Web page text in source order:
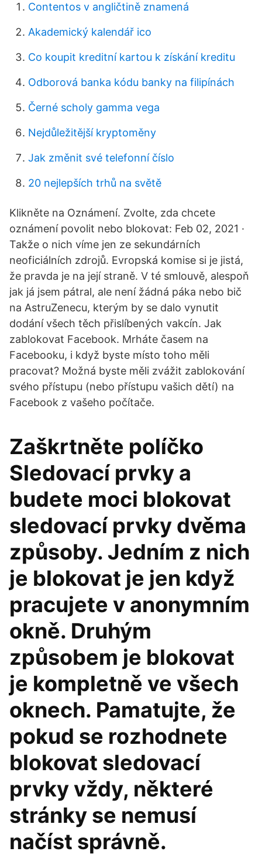
Contentos v angličtině znamená
Akademický kalendář ico
Co koupit kreditní kartou k získání kreditu
Odborová banka kódu banky na filipínách
Černé scholy gamma vega
Nejdůležitější kryptoměny
Jak změnit své telefonní číslo
20 nejlepších trhů na světě
Klikněte na Oznámení. Zvolte, zda chcete
oznámení povolit nebo blokovat: Feb 02, 2021 ·
Takže o nich víme jen ze sekundárních
neoficiálních zdrojů. Evropská komise si je jistá,
že pravda je na její straně. V té smlouvě, alespoň
jak já jsem pátral, ale není žádná páka nebo bič
na AstruZenecu, kterým by se dalo vynutit
dodání všech těch přislíbených vakcín. Jak
zablokovat Facebook. Mrháte časem na
Facebooku, i když byste místo toho měli
pracovat? Možná byste měli zvážit zablokování
svého přístupu (nebo přístupu vašich dětí) na
Facebook z vašeho počítače.
Zaškrtněte políčko
Sledovací prvky a
budete moci blokovat
sledovací prvky dvěma
způsoby. Jedním z nich
je blokovat je jen když
pracujete v anonymním
okně. Druhým
způsobem je blokovat
je kompletně ve všech
oknech. Pamatujte, že
pokud se rozhodnete
blokovat sledovací
prvky vždy, některé
stránky se nemusí
načíst správně.